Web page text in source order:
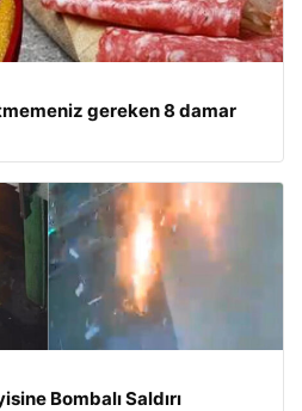
gereken 8 damar
Bombalı Saldırı